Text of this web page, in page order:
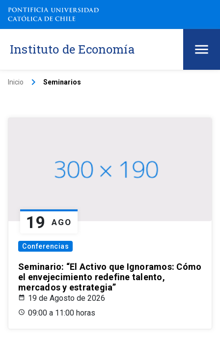
Instituto de Economía
Inicio keyboard_arrow_right Seminarios
19 AGO
Conferencias
Seminario: “El Activo que Ignoramos: Cómo
el envejecimiento redefine talento,
mercados y estrategia”
19 de Agosto de 2026
09:00 a 11:00 horas